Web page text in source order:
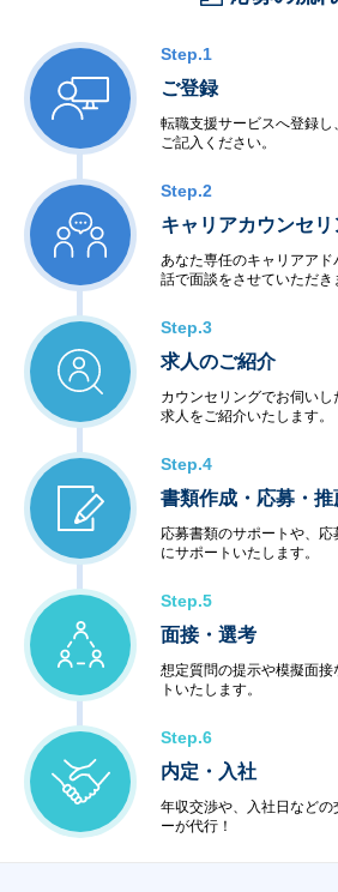
Step.1
ご登録
転職支援サービスへ登録
ご記入ください。
Step.2
キャリアカウンセリ
あなた専任のキャリアア
話で面談をさせていただき
Step.3
求人のご紹介
カウンセリングでお伺い
求人をご紹介いたします。
Step.4
書類作成・応募・推
応募書類のサポートや、
にサポートいたします。
Step.5
面接・選考
想定質問の提示や模擬面
トいたします。
Step.6
内定・入社
年収交渉や、入社日など
ーが代行！